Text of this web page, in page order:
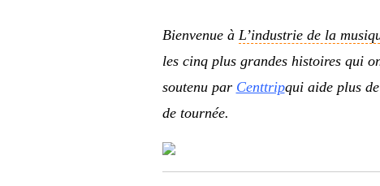
Bienvenue à L’industrie de la
les cinq plus grandes histoires qui
soutenu par Centtripqui aide plus
de tournée.